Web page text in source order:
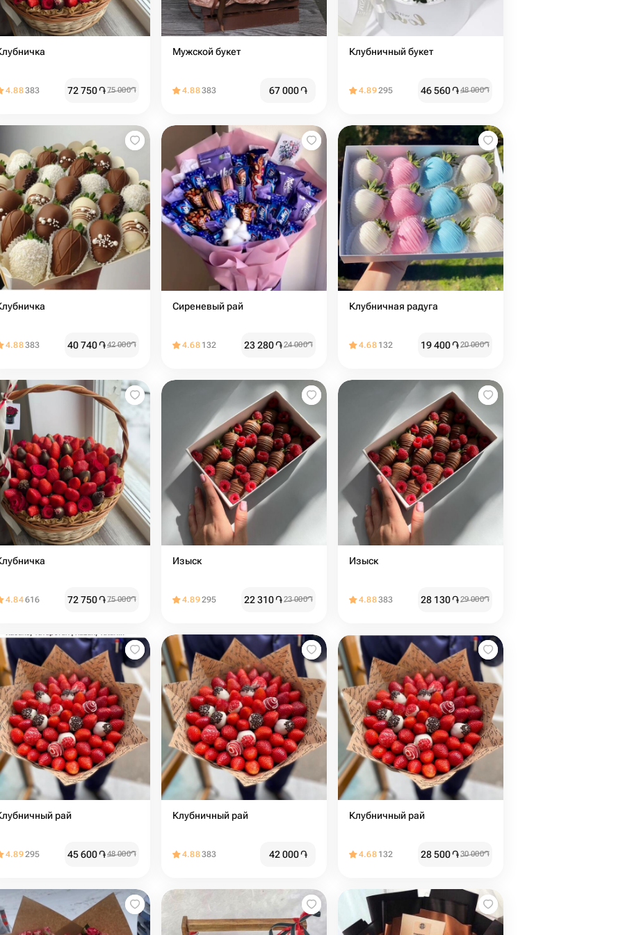
4.88383 72 750֏75 000֏
Мужской букет
4.88383 67 000֏
Клубничный букет
4.89295 46 560֏48 000֏
4.88383 40 740֏42 000֏
Сиреневый рай
4.68 132 23 280֏24 000֏
Клубничная радуга
4.68 132 19 400֏20 000֏
4.84616 72 750֏75 000֏
Изыск
4.89295 22 310֏23 000֏
Изыск
4.88383 28 130֏29 000֏
рай
4.89295 45 600֏48 000֏
Клубничный рай
4.88383 42 000֏
Клубничный рай
4.68 132 28 500֏30 000֏